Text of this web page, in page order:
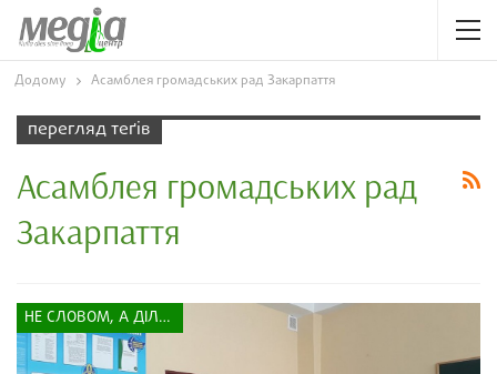
Додому Асамблея громадських рад Закарпаття
перегляд теґів
Асамблея громадських рад
Закарпаття
НЕ СЛОВОМ, А ДІЛОМ